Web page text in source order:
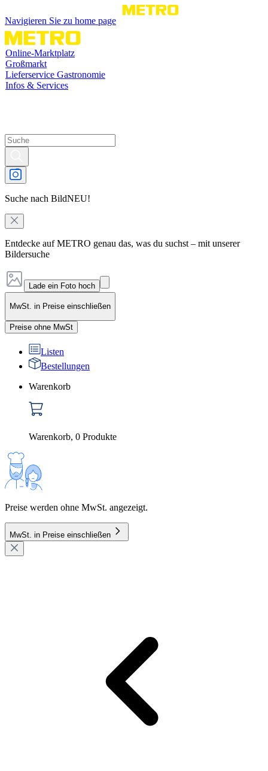
Navigieren Sie zu home page
Online-Marktplatz
Großmarkt
Lieferservice Gastronomie
Infos & Services
Suche nach BildNEU!
Entdecke auf METRO genau das, was du suchst – mit unserer
Bildersuche
Lade ein Foto hoch
MwSt. in Preise einschließen
Preise ohne MwSt
Listen
Bestellungen
Warenkorb
Warenkorb, 0 Produkte
Preise werden ohne MwSt. angezeigt.
MwSt. in Preise einschließen